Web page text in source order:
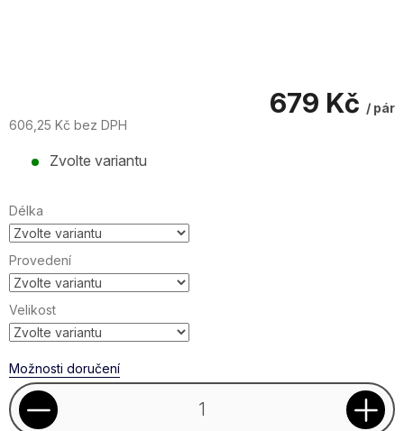
679 Kč / pár
606,25 Kč bez DPH
cena:
Zvolte variantu
Délka
Provedení
Velikost
Možnosti doručení